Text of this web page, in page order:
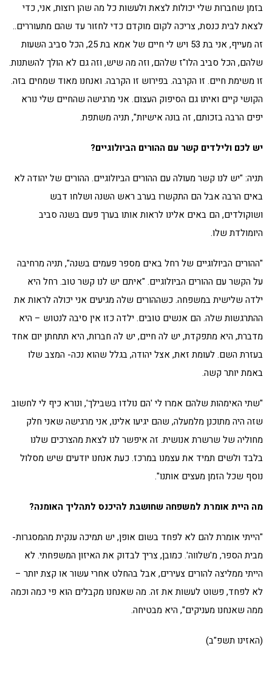
בזמן שחברות שלי יכולות לצאת ולעשות כל מה שהן רוצות, אני, כדי
לצאת לבית כנסת, צריכה לקום מוקדם כדי לחזור עד שהם מתעוררים..
זה מעייף, אני בת 53 ויש לי חיים של אמא בת 25, הכל סביב השעות
שלהם, הכל סביב הלו"ז שלהם, וזה מה שיש, וזה גם לא הולך להשתנות.
זו משימת חיים. זו הקרבה. בפירוש זו הקרבה. ואנחנו מאוד שמחים בזה.
הקושי קיים ואיתו גם הסיפוק העצום. אני מרגישה שהחיים שלי נורא
יפים הרבה בזכותם, זה בונה אישיות", תניה משתפת.
יש לכם ולילדים קשר עם ההורים הביולוגיים?
תניה: "יש לנו קשר מעולה עם ההורים הביולוגיים. ההורים של יהודה לא
באים הרבה אבל הם התקשרו בערב ראש השנה ושלחו דבש
ושוקולדים, הם באים אלינו לראות אותו בערך פעם בשנה סביב
היומולדת שלו.
"ההורים הביולוגיים של רחל באים מספר פעמים בשנה", תניה מרחיבה
על הקשר עם ההורים הביולוגיים. "איתם יש לנו קשר טוב. רחל היא
ילדה שלישית במשפחה. כשההורים שלה מגיעים אני יכולה לראות את
ההתרגשות שלה. הם אנשים טובים. ילדה כזו אין סיבה לנטוש – היא
מדברת, היא מתפקדת, יש לה חיים, יש לה חברות, היא תתחתן יום אחד
בעזרת השם. לעומת זאת, אצל יהודה, בגלל שהוא נכה- המצב שלו
באמת יותר קשה.
"שתי האימהות שלהם אמרו לי 'הם נולדו בשבילך', ונורא כיף לי לחשוב
שזה היה מתוכנן מלמעלה, שהם יגיעו אלינו, אני מרגישה שאני חלק
מחוליה של שרשרת אנושית. זה איפשר לנו לצאת מהצרכים שלנו
בלבד ולשים תמיד את עצמנו במרכז. כעת אנחנו יודעים שיש מסלול
נוסף שכל הזמן מעצים אותנו".
מה היית אומרת למשפחה שחושבת להיכנס לתהליך האומנה?
"הייתי אומרת להם לא לפחד בשום אופן, יש תמיכה ענקית מהמסגרות-
מבית הספר, מ'שלווה'. כמובן, צריך לבדוק את האיזון המשפחתי. לא
הייתי ממליצה להורים צעירים, אבל בהחלט אחרי עשור או קצת יותר –
לא לפחד, פשוט לעשות את זה. מה שאנחנו מקבלים הוא פי כמה וכמה
ממה שאנחנו מעניקים", היא מבטיחה.
(האזינו תשפ"ב)